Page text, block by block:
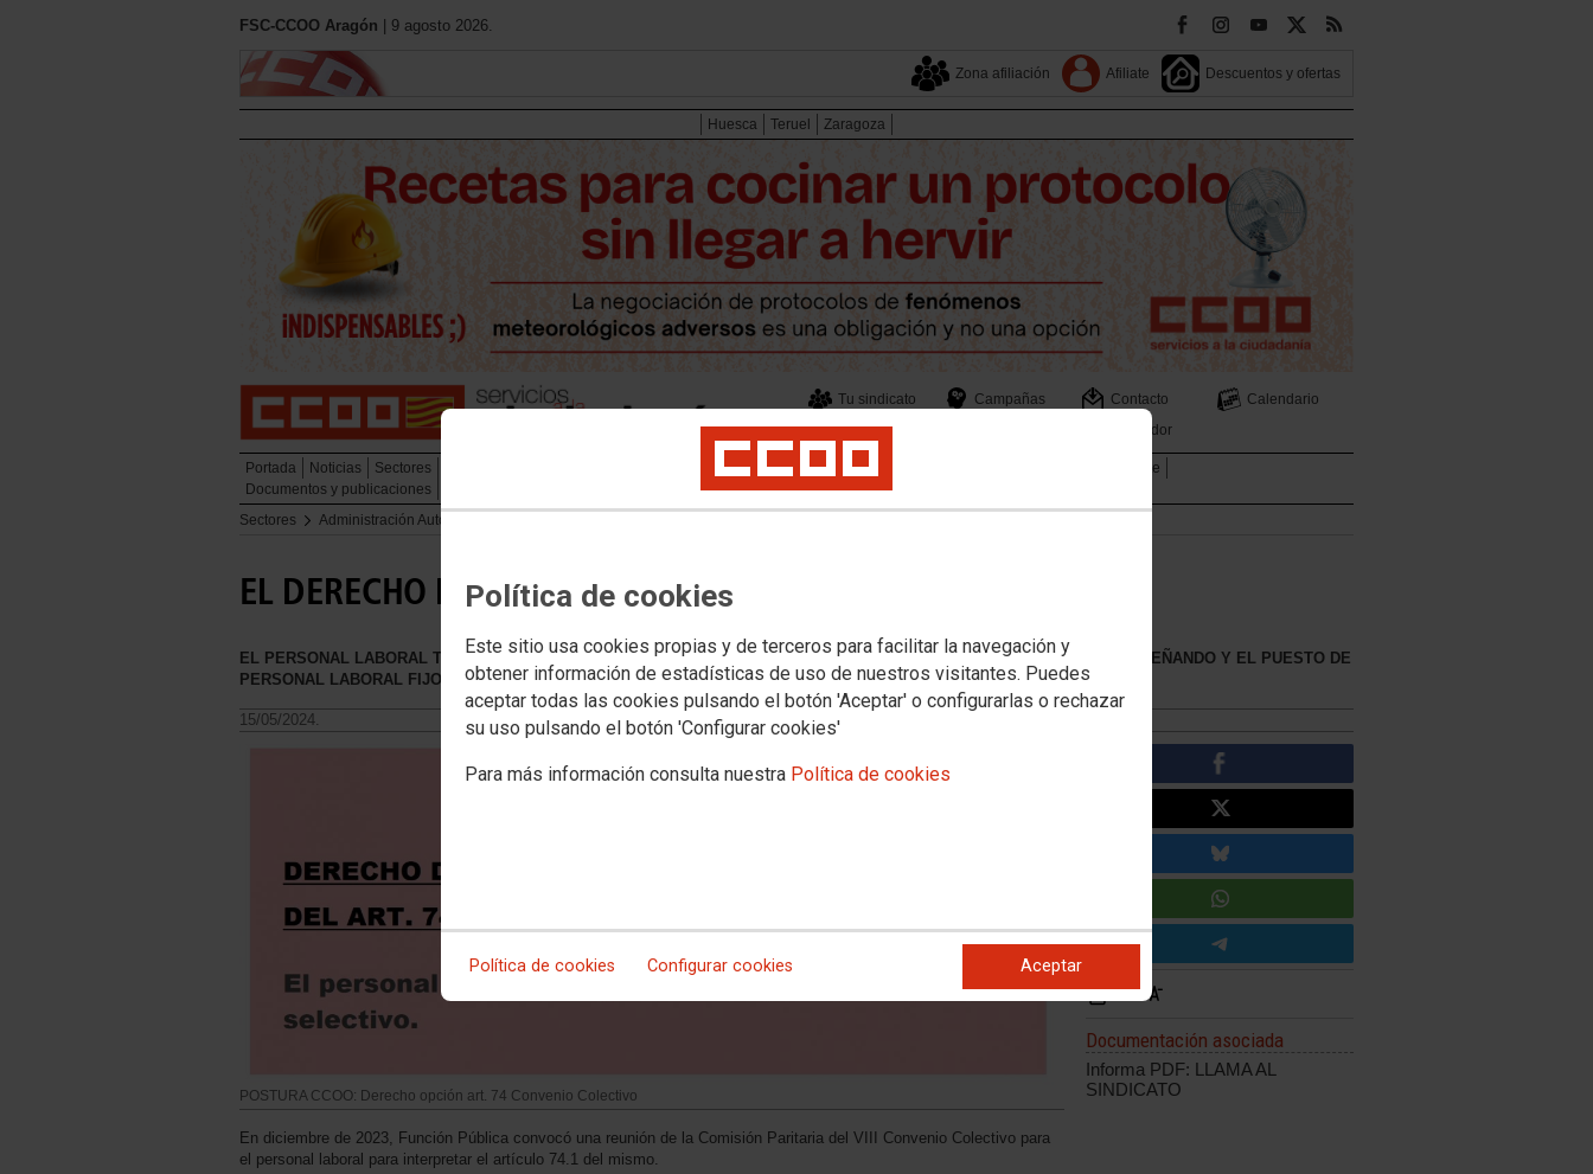
Política de cookies
Este sitio usa cookies propias y de terceros para facilitar la navegación y
obtener información de estadísticas de uso de nuestros visitantes. Puedes
aceptar todas las cookies pulsando el botón 'Aceptar' o configurarlas o rechazar
su uso pulsando el botón 'Configurar cookies'
Para más información consulta nuestra Política de cookies
Política de cookies Configurar cookies Aceptar
FSC-CCOO Aragón | 9 agosto 2026.
Zona afiliación Afiliate Descuentos y ofertas
Huesca Teruel Zaragoza
Tu sindicato Campañas Contacto
Calendario
Tu sector
Buscador
Portada Noticias Sectores Formación Juventud Mujeres e Igualdad
Salud Laboral y Medio Ambiente
Documentos y publicaciones
Sectores
Administración Autonómica
EL DERECHO DE OPCIÓN DEL PERSONAL LABORAL
EL PERSONAL LABORAL TIENE DERECHO A ELEGIR ENTRE EL PUESTO DE PERSONAL TEMPORAL QUE ESTÉ DESEMPEÑANDO Y EL PUESTO DE
PERSONAL LABORAL FIJO QUE ACABE DE APROBAR EN EL CORRESPONDIENTE PROCESO SELECTIVO.
15/05/2024.
POSTURA CCOO: Derecho opción art. 74 Convenio Colectivo
En diciembre de 2023, Función Pública convocó una reunión de la Comisión Paritaria del VIII Convenio Colectivo para
el personal laboral para interpretar el artículo 74.1 del mismo.
Documentación asociada
Informa PDF: LLAMA AL
SINDICATO